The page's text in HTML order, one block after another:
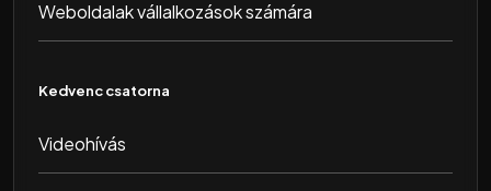
Kedvenc csatorna